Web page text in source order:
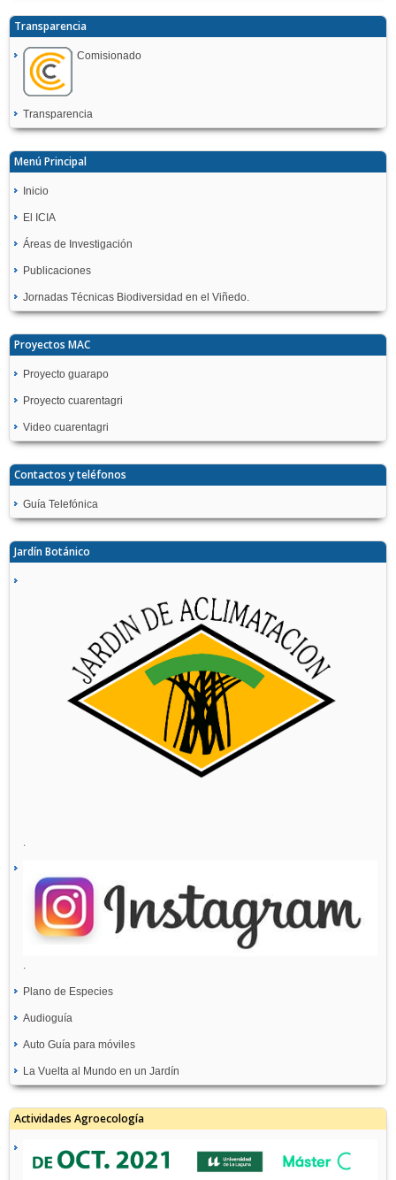
Transparencia
Comisionado
Transparencia
Menú Principal
Inicio
El ICIA
Áreas de Investigación
Publicaciones
Jornadas Técnicas Biodiversidad en el Viñedo.
Proyectos MAC
Proyecto guarapo
Proyecto cuarentagri
Video cuarentagri
Contactos y teléfonos
Guía Telefónica
Jardín Botánico
.
.
Plano de Especies
Audioguía
Auto Guía para móviles
La Vuelta al Mundo en un Jardín
Actividades Agroecología